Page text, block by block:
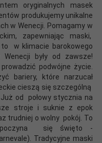
oryginalnych masek
produkujemy unikalne
w Wenecji. Pomagamy w
zapewniając maski,
w klimacie barokowego
były od zawsze!
podwójne życie.
bariery, które narzucał
cieszą się szczególną
od połowy stycznia na
stroje i suknie z epok
trudniej o wolny pokój. To
się święto -
Tradycyjne maski